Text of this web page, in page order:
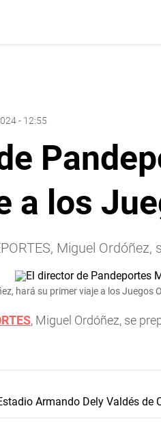
- 12:55
a los
Miguel
hará su primer viaje a los Juegos
, Miguel Ordóñez, se
Armando Dely Valdés de